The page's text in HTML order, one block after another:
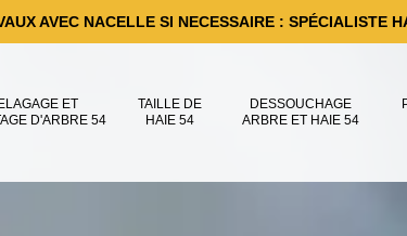
AVEC NACELLE SI NECESSAIRE : SPÉCIALISTE
ELAGAGE ET
D'ARBRE 54
TAILLE DE
HAIE 54
DESSOUCHAGE
ARBRE ET HAIE 54